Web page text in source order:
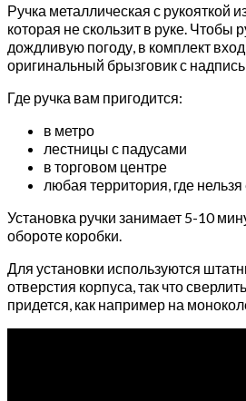
Ручка металлическая с рукояткой
которая не скользит в руке. Чтобы
дождливую погоду, в комплект
оригинальный брызговик с
Где ручка вам пригодится:
в метро
лестницы с падусами
в торговом центре
любая территория, где нельзя
Установка ручки занимает 5-10
обороте коробки.
Для установки используются
отверстия корпуса, так что
придется, как например на